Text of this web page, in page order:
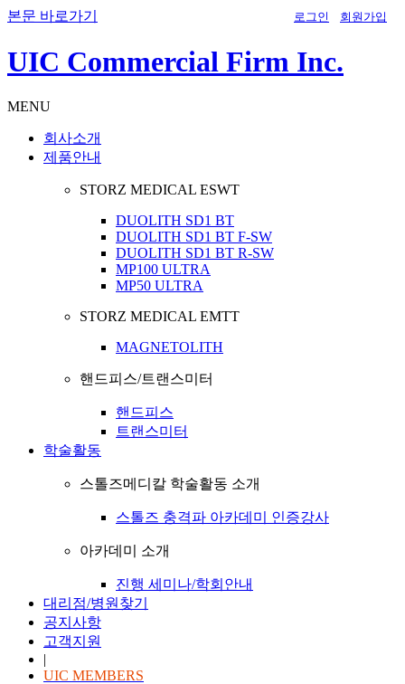
본문 바로가기
UIC Commercial Firm Inc.
로그인 회원가입
MENU
회사소개
제품안내
STORZ MEDICAL ESWT
DUOLITH SD1 BT
DUOLITH SD1 BT F-SW
DUOLITH SD1 BT R-SW
MP100 ULTRA
MP50 ULTRA
STORZ MEDICAL EMTT
MAGNETOLITH
핸드피스/트랜스미터
핸드피스
트랜스미터
학술활동
스톨즈메디칼 학술활동 소개
스톨즈 충격파 아카데미 인증강사
아카데미 소개
진행 세미나/학회안내
대리점/병원찾기
공지사항
고객지원
|
UIC MEMBERS